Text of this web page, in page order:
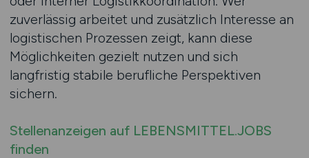
zuverlässig arbeitet und zusätzlich Interesse an
logistischen Prozessen zeigt, kann diese
Möglichkeiten gezielt nutzen und sich
langfristig stabile berufliche Perspektiven
sichern.
Stellenanzeigen auf LEBENSMITTEL.JOBS
finden